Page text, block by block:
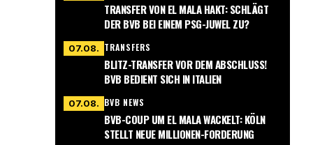
TRANSFER VON EL MALA HAKT: SCHLÄGT
DER BVB BEI EINEM PSG-JUWEL ZU?
07.08. TRANSFERS
BLITZ-TRANSFER VOR DEM ABSCHLUSS!
BVB BEDIENT SICH IN ITALIEN
07.08. BVB NEWS
BVB-COUP UM EL MALA WACKELT: KÖLN
STELLT NEUE MILLIONEN-FORDERUNG